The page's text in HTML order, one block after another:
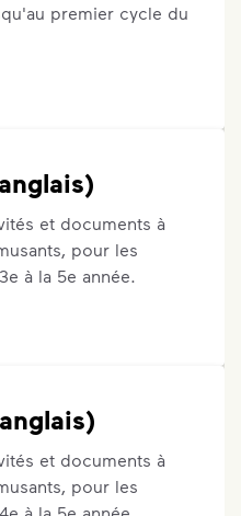
premier cycle du
et documents à
pour les
à la 5e année.
et documents à
pour les